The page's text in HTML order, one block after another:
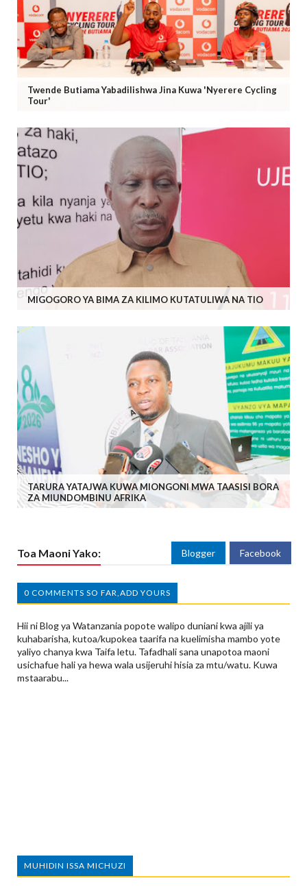
Twende Butiama Yabadilishwa Jina Kuwa 'Nyerere Cycling
Tour'
MIGOGORO YA BIMA ZA KILIMO KUTATULIWA NA TIO
TARURA YATAJWA KUWA MIONGONI MWA TAASISI BORA
ZA MIUNDOMBINU AFRIKA
Toa Maoni Yako: Blogger Facebook
0 COMMENTS SO FAR,ADD YOURS
Hii ni Blog ya Watanzania popote walipo duniani kwa ajili ya
kuhabarisha, kutoa/kupokea taarifa na kuelimisha mambo yote
yaliyo chanya kwa Taifa letu. Tafadhali sana unapotoa maoni
usichafue hali ya hewa wala usijeruhi hisia za mtu/watu. Kuwa
mstaarabu...
MUHIDIN ISSA MICHUZI